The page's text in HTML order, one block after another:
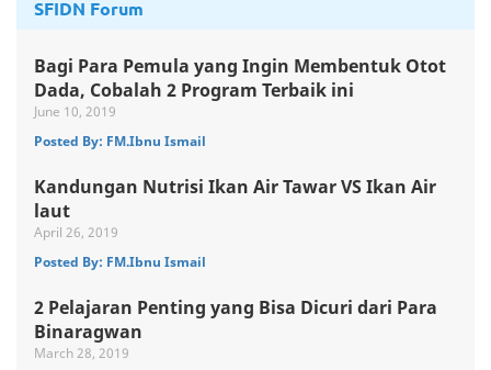
SFIDN Forum
Bagi Para Pemula yang Ingin Membentuk Otot
Dada, Cobalah 2 Program Terbaik ini
June 10, 2019
Posted By: FM.Ibnu Ismail
Kandungan Nutrisi Ikan Air Tawar VS Ikan Air
laut
April 26, 2019
Posted By: FM.Ibnu Ismail
2 Pelajaran Penting yang Bisa Dicuri dari Para
Binaragwan
March 28, 2019